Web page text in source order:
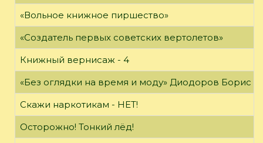
«Вольное книжное пиршество»
«Создатель первых советских вертолетов»
Книжный вернисаж - 4
«Без оглядки на время и моду» Диодоров Борис
Скажи наркотикам - НЕТ!
Осторожно! Тонкий лёд!